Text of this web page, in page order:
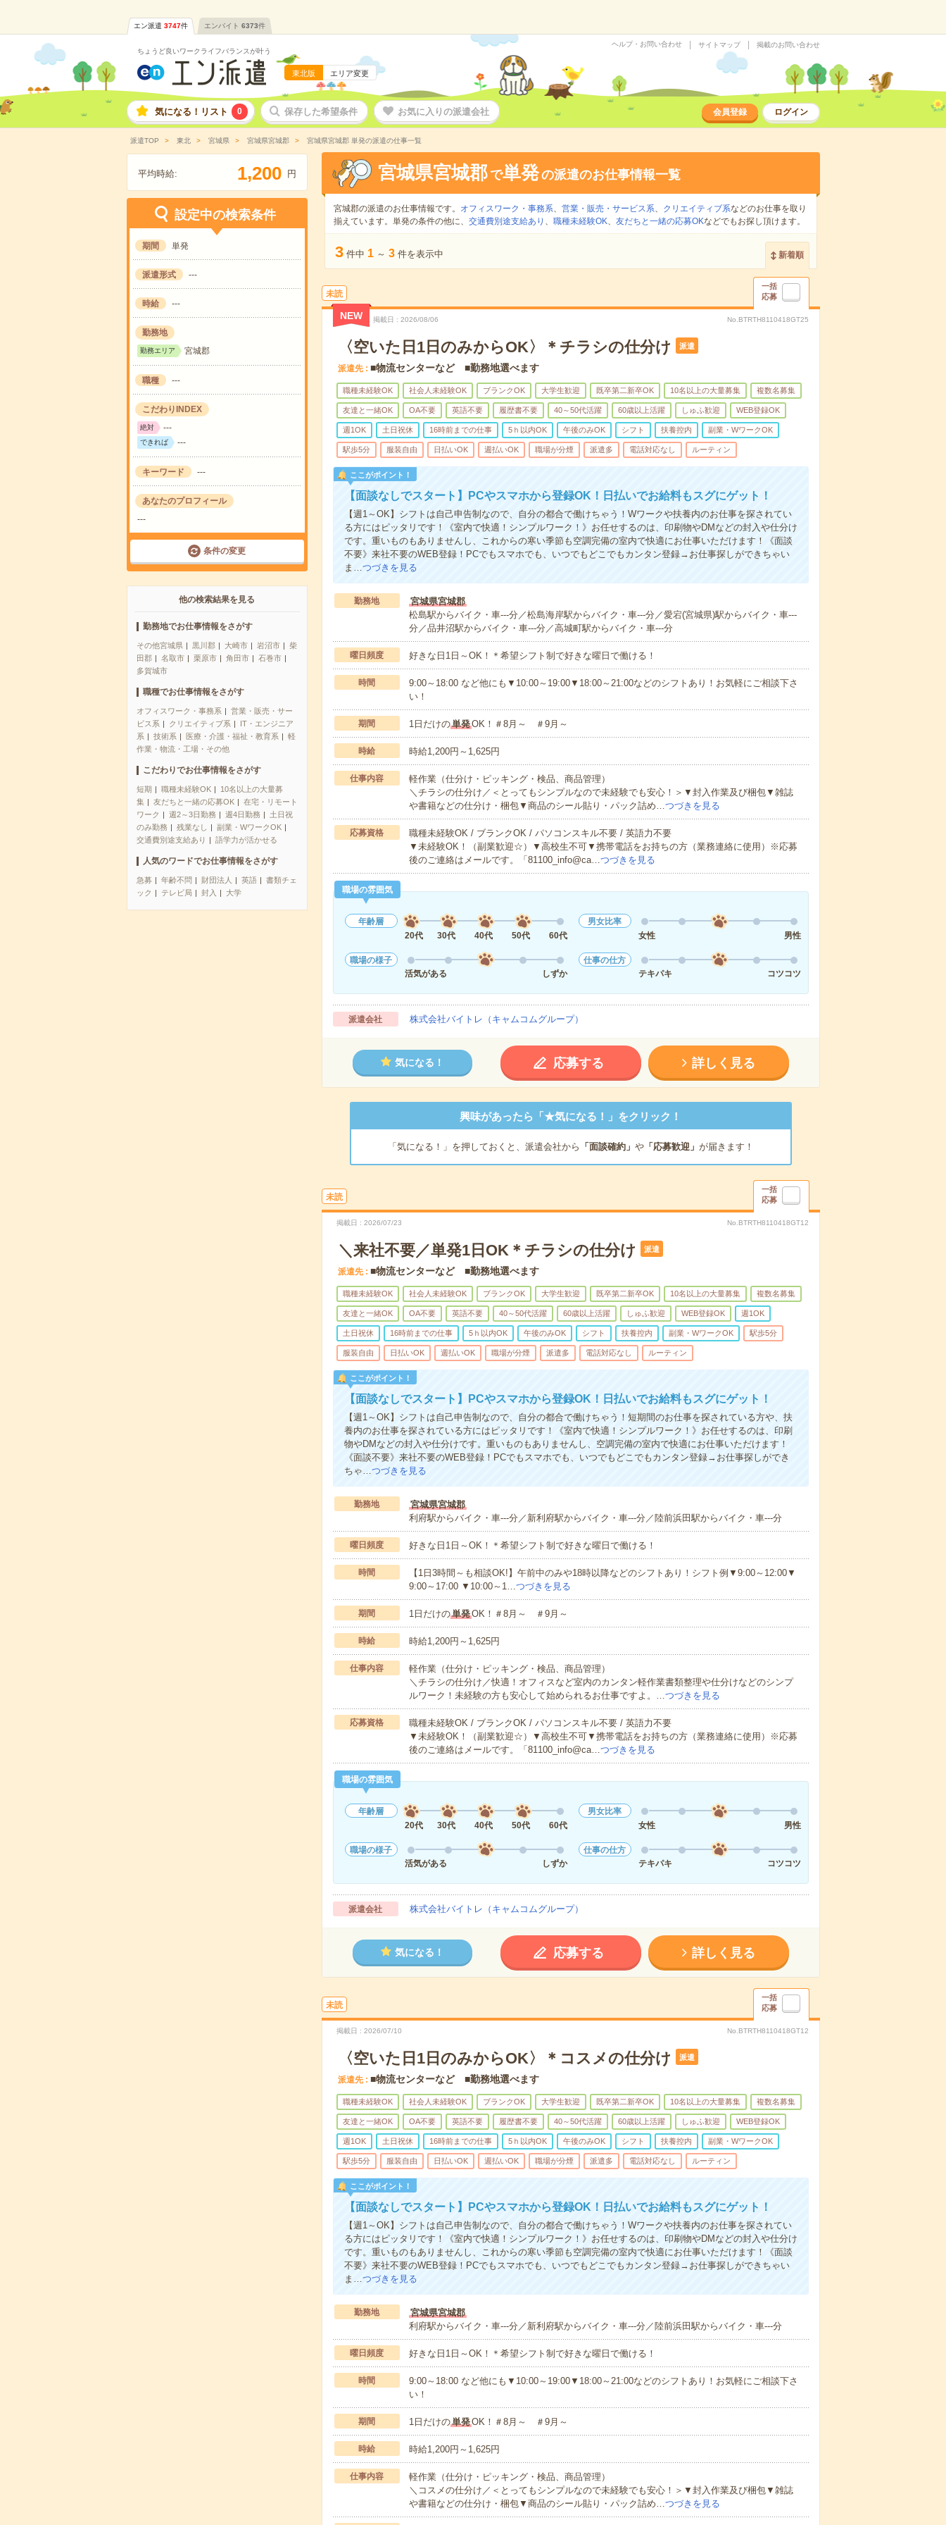
エン派遣 3747件 エンバイト 6373件
ちょうど良いワークライフバランスが叶う
東北版 エリア変更
ヘルプ・お問い合わせ サイトマップ 掲載のお問い合わせ
気になる！リスト 0 保存した希望条件 お気に入りの派遣会社 会員登録 ログイン
派遣TOP 東北 宮城県 宮城県宮城郡 宮城県宮城郡 単発の派遣の仕事一覧
平均時給: 1,200 円
設定中の検索条件
期間 単発
派遣形式 ---
時給 ---
勤務地
勤務エリア 宮城郡
職種 ---
こだわりINDEX
絶対 ---
できれば ---
キーワード ---
あなたのプロフィール
---
条件の変更
他の検索結果を見る
勤務地でお仕事情報をさがす
その他宮城県 黒川郡 大崎市 岩沼市
柴
田郡
名取市 栗原市 角田市
石巻市
多賀城市
職種でお仕事情報をさがす
オフィスワーク・事務系
営業・販売・サー
ビス系
クリエイティブ系
IT・エンジニア
系
技術系 医療・介護・福祉・教育系
軽
作業・物流・工場・その他
こだわりでお仕事情報をさがす
短期 職種未経験OK
10名以上の大量募
集
友だちと一緒の応募OK
在宅・リモート
ワーク
週2～3日勤務 週4日勤務
土日祝
のみ勤務
残業なし
副業・WワークOK
交通費別途支給あり
語学力が活かせる
人気のワードでお仕事情報をさがす
急募 年齢不問 財団法人 英語
書類チェ
ック
テレビ局 封入 大学
宮城県宮城郡 で単発の派遣のお仕事情報一覧
宮城郡の派遣のお仕事情報です。 オフィスワーク・事務系、 営業・販売・サービス系、 クリエイティブ系などのお仕事を取り
揃えています。単発の条件の他に、 交通費別途支給あり 、 職種未経験OK、 友だちと一緒の応募OKなどでもお探し頂けます。
3 件中 1 ～ 3 件を表示中 新着順
未読
一括
応募
NEW 掲載日 2026/08/06 No.BTRTH8110418GT25
〈空いた日1日のみからOK〉＊チラシの仕分け 派遣
派遣先 ■物流センターなど ■勤務地選べます
職種未経験OK 社会人未経験OK ブランクOK 大学生歓迎 既卒第二新卒OK 10名以上の大量募集 複数名募集
友達と一緒OK OA不要 英語不要 履歴書不要 40～50代活躍 60歳以上活躍 しゅふ歓迎 WEB登録OK
週1OK 土日祝休 16時前までの仕事 5ｈ以内OK 午後のみOK シフト 扶養控内 副業・WワークOK
駅歩5分 服装自由 日払いOK 週払いOK 職場が分煙 派遣多 電話対応なし ルーティン
ここがポイント！
【面談なしでスタート】PCやスマホから登録OK！日払いでお給料もスグにゲット！
【週1～OK】シフトは自己申告制なので、自分の都合で働けちゃう！Wワークや扶養内のお仕事を探されてい
る方にはピッタリです！《室内で快適！シンプルワーク！》お任せするのは、印刷物やDMなどの封入や仕分け
です。重いものもありませんし、これからの寒い季節も空調完備の室内で快適にお仕事いただけます！《面談
不要》来社不要のWEB登録！PCでもスマホでも、いつでもどこでもカンタン登録→お仕事探しができちゃい
ま…つづきを見る
勤務地
宮城県宮城郡
松島駅からバイク・車---分／松島海岸駅からバイク・車---分／愛宕(宮城県)駅からバイク・車---
分／品井沼駅からバイク・車---分／高城町駅からバイク・車---分
曜日頻度 好きな日1日～OK！＊希望シフト制で好きな曜日で働ける！
時間
9:00～18:00 など他にも▼10:00～19:00▼18:00～21:00などのシフトあり！お気軽にご相談下さ
い！
期間 1日だけの単発OK！＃8月～ ＃9月～
時給 時給1,200円～1,625円
仕事内容
軽作業（仕分け・ピッキング・検品、商品管理）
＼チラシの仕分け／＜とってもシンプルなので未経験でも安心！＞▼封入作業及び梱包▼雑誌
や書籍などの仕分け・梱包▼商品のシール貼り・パック詰め…つづきを見る
応募資格
職種未経験OK / ブランクOK / パソコンスキル不要 / 英語力不要
▼未経験OK！（副業歓迎☆）▼高校生不可▼携帯電話をお持ちの方（業務連絡に使用）※応募
後のご連絡はメールです。「81100_info@ca…つづきを見る
職場の雰囲気
年齢層
20代
30代 40代 50代 60代
男女比率
女性
男性
職場の様子
活気がある
しずか
仕事の仕方
テキパキ
コツコツ
派遣会社 株式会社バイトレ（キャムコムグループ）
気になる！ 応募する 詳しく見る
興味があったら「★気になる！」をクリック！
「気になる！」を押しておくと、派遣会社から 「面談確約」 や「応募歓迎」 が届きます！
未読
一括
応募
掲載日 2026/07/23 No.BTRTH8110418GT12
＼来社不要／単発1日OK＊チラシの仕分け 派遣
派遣先 ■物流センターなど ■勤務地選べます
職種未経験OK 社会人未経験OK ブランクOK 大学生歓迎 既卒第二新卒OK 10名以上の大量募集 複数名募集
友達と一緒OK OA不要 英語不要 40～50代活躍 60歳以上活躍 しゅふ歓迎 WEB登録OK 週1OK
土日祝休 16時前までの仕事 5ｈ以内OK 午後のみOK シフト 扶養控内 副業・WワークOK 駅歩5分
服装自由 日払いOK 週払いOK 職場が分煙 派遣多 電話対応なし ルーティン
ここがポイント！
【面談なしでスタート】PCやスマホから登録OK！日払いでお給料もスグにゲット！
【週1～OK】シフトは自己申告制なので、自分の都合で働けちゃう！短期間のお仕事を探されている方や、扶
養内のお仕事を探されている方にはピッタリです！《室内で快適！シンプルワーク！》お任せするのは、印刷
物やDMなどの封入や仕分けです。重いものもありませんし、空調完備の室内で快適にお仕事いただけます！
《面談不要》来社不要のWEB登録！PCでもスマホでも、いつでもどこでもカンタン登録→お仕事探しができ
ちゃ…つづきを見る
勤務地
宮城県宮城郡
利府駅からバイク・車---分／新利府駅からバイク・車---分／陸前浜田駅からバイク・車---分
曜日頻度 好きな日1日～OK！＊希望シフト制で好きな曜日で働ける！
時間
【1日3時間～も相談OK!】午前中のみや18時以降などのシフトあり！シフト例▼9:00～12:00▼
9:00～17:00 ▼10:00～1…つづきを見る
期間 1日だけの単発OK！＃8月～ ＃9月～
時給 時給1,200円～1,625円
仕事内容
軽作業（仕分け・ピッキング・検品、商品管理）
＼チラシの仕分け／快適！オフィスなど室内のカンタン軽作業書類整理や仕分けなどのシンプ
ルワーク！未経験の方も安心して始められるお仕事ですよ。…つづきを見る
応募資格
職種未経験OK / ブランクOK / パソコンスキル不要 / 英語力不要
▼未経験OK！（副業歓迎☆）▼高校生不可▼携帯電話をお持ちの方（業務連絡に使用）※応募
後のご連絡はメールです。「81100_info@ca…つづきを見る
職場の雰囲気
年齢層
20代
30代 40代 50代 60代
男女比率
女性
男性
職場の様子
活気がある
しずか
仕事の仕方
テキパキ
コツコツ
派遣会社 株式会社バイトレ（キャムコムグループ）
気になる！ 応募する 詳しく見る
未読
一括
応募
掲載日 2026/07/10 No.BTRTH8110418GT12
〈空いた日1日のみからOK〉＊コスメの仕分け 派遣
派遣先 ■物流センターなど ■勤務地選べます
職種未経験OK 社会人未経験OK ブランクOK 大学生歓迎 既卒第二新卒OK 10名以上の大量募集 複数名募集
友達と一緒OK OA不要 英語不要 履歴書不要 40～50代活躍 60歳以上活躍 しゅふ歓迎 WEB登録OK
週1OK 土日祝休 16時前までの仕事 5ｈ以内OK 午後のみOK シフト 扶養控内 副業・WワークOK
駅歩5分 服装自由 日払いOK 週払いOK 職場が分煙 派遣多 電話対応なし ルーティン
ここがポイント！
【面談なしでスタート】PCやスマホから登録OK！日払いでお給料もスグにゲット！
【週1～OK】シフトは自己申告制なので、自分の都合で働けちゃう！Wワークや扶養内のお仕事を探されてい
る方にはピッタリです！《室内で快適！シンプルワーク！》お任せするのは、印刷物やDMなどの封入や仕分け
です。重いものもありませんし、これからの寒い季節も空調完備の室内で快適にお仕事いただけます！《面談
不要》来社不要のWEB登録！PCでもスマホでも、いつでもどこでもカンタン登録→お仕事探しができちゃい
ま…つづきを見る
勤務地
宮城県宮城郡
利府駅からバイク・車---分／新利府駅からバイク・車---分／陸前浜田駅からバイク・車---分
曜日頻度 好きな日1日～OK！＊希望シフト制で好きな曜日で働ける！
時間
9:00～18:00 など他にも▼10:00～19:00▼18:00～21:00などのシフトあり！お気軽にご相談下さ
い！
期間 1日だけの単発OK！＃8月～ ＃9月～
時給 時給1,200円～1,625円
仕事内容
軽作業（仕分け・ピッキング・検品、商品管理）
＼コスメの仕分け／＜とってもシンプルなので未経験でも安心！＞▼封入作業及び梱包▼雑誌
や書籍などの仕分け・梱包▼商品のシール貼り・パック詰め…つづきを見る